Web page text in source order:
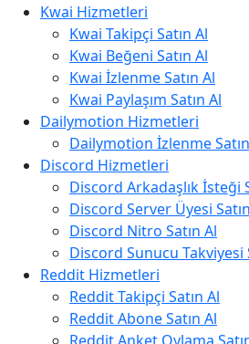
Kwai Hizmetleri
Kwai Takipçi Satın Al
Kwai Beğeni Satın Al
Kwai İzlenme Satın Al
Kwai Paylaşım Satın Al
Dailymotion Hizmetleri
Dailymotion İzlenme
Discord Hizmetleri
Discord Arkadaşlık İsteği
Discord Server Üyesi
Discord Nitro Satın Al
Discord Sunucu Takviyesi
Reddit Hizmetleri
Reddit Takipçi Satın Al
Reddit Abone Satın Al